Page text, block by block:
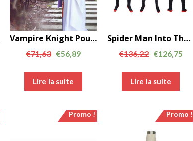
Vampire Knight Pour Hiou Shizuka Kimono blanc AC00226
€71,63 €56,89
Lire la suite
Spider Man Into The Spider Verse Miles Morales costume Halloween cosplay costume
€136,22 €126,75
Lire la suite
Promo ! Promo !